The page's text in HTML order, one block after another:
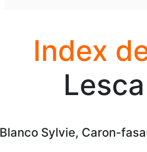
Index
Blanco Sylvie, Caron-